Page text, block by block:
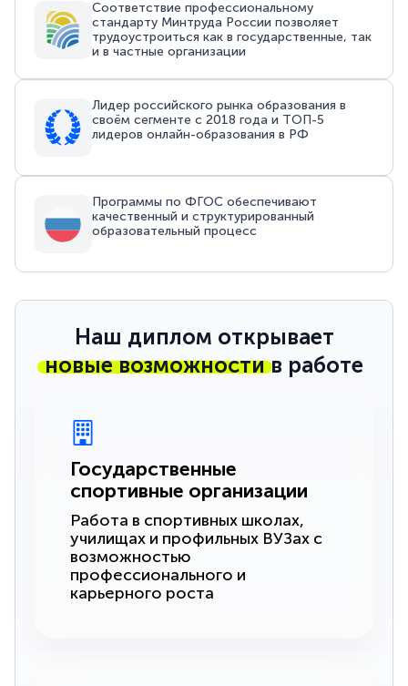
Соответствие профессиональному
стандарту Минтруда России позволяет
трудоустроиться как в государственные, так
и в частные организации
Лидер российского рынка образования в
своём сегменте с 2018 года и ТОП-5
лидеров онлайн-образования в РФ
Программы по ФГОС обеспечивают
качественный и структурированный
образовательный процесс
Наш диплом открывает
новые возможностив работе
Государственные
спортивные организации
Работа в спортивных школах,
училищах и профильных ВУЗах с
возможностью
профессионального и
карьерного роста